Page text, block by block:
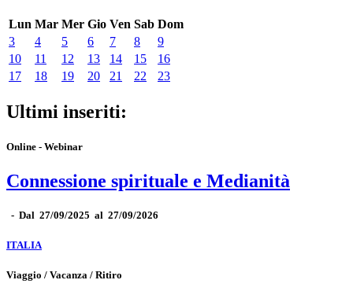
Lun Mar Mer Gio Ven Sab Dom
3
4 5 6 7 8
9
10
11 12 13 14 15
16
17
18 19 20 21 22 23
Ultimi inseriti:
Online - Webinar
Connessione spirituale e Medianità
- Dal 27/09/2025 al 27/09/2026
ITALIA
Viaggio / Vacanza / Ritiro